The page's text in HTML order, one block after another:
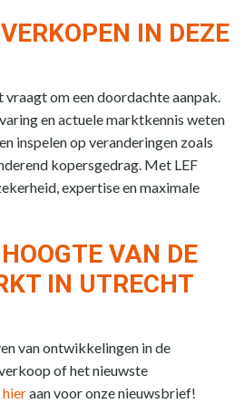
IN DEZE
om een doordachte aanpak.
en actuele marktkennis weten
inspelen op veranderingen zoals
kopersgedrag. Met LEF
expertise en maximale
VAN DE
IN UTRECHT
van ontwikkelingen in de
of het nieuwste
hieraan voor onze nieuwsbrief!